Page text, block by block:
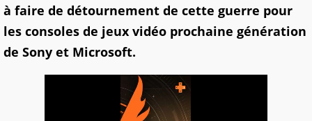
à faire de détournement de cette guerre pour
les consoles de jeux vidéo prochaine génération
de Sony et Microsoft.